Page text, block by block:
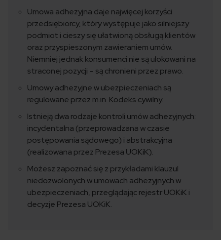
Umowa adhezyjna daje najwięcej korzyści
przedsiębiorcy, który występuje jako silniejszy
podmiot i cieszy się ułatwioną obsługą klientów
oraz przyspieszonym zawieraniem umów.
Niemniej jednak konsumenci nie są ulokowani na
straconej pozycji – są chronieni przez prawo.
Umowy adhezyjne w ubezpieczeniach są
regulowane przez m.in. Kodeks cywilny.
Istnieją dwa rodzaje kontroli umów adhezyjnych:
incydentalna (przeprowadzana w czasie
postępowania sądowego) i abstrakcyjna
(realizowana przez Prezesa UOKiK).
Możesz zapoznać się z przykładami klauzul
niedozwolonych w umowach adhezyjnych w
ubezpieczeniach, przeglądając rejestr UOKiK i
decyzje Prezesa UOKiK.